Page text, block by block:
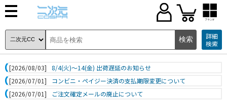
ブランド
詳細
検索
[2026/08/03]
8/4(火)～14(金) 出荷遅延のお知らせ
[2026/07/01]
コンビニ・ペイジー決済の支払期限変更について
[2026/07/01]
ご注文確定メールの廃止について